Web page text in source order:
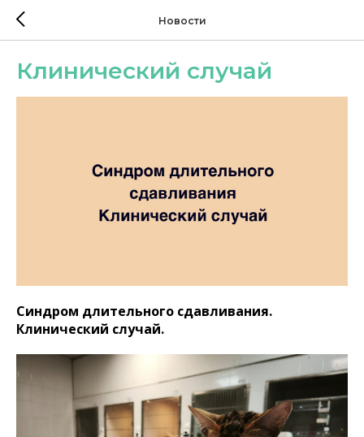
Новости
Клинический случай
Синдром длительного сдавливания.
Клинический случай.